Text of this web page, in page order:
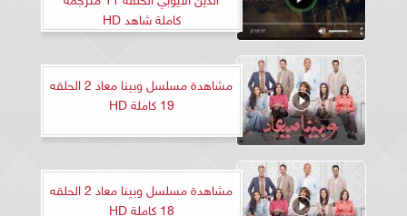
كاملة شاهد HD
مشاهدة مسلسل وبينا معاد 2 الحلقه
19 كاملة HD
مشاهدة مسلسل وبينا معاد 2 الحلقه
18 كاملة HD